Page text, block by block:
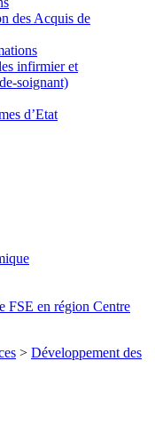
des Acquis de
infirmier et
soignant)
d’Etat
FSE en région Centre
> Développement des